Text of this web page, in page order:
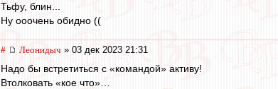
Тьфу, блин...
Ну ооочень обидно ((
# Леонидыч » 03 дек 2023 21:31
Надо бы встретиться с «командой» активу!
Втолковать «кое что»…